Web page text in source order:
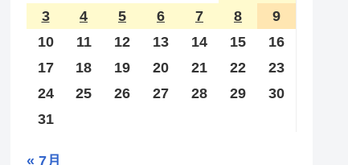
3
4 5 6 7 8
9
10
11 12 13 14 15
16
17
18 19 20 21 22
23
24
25 26 27 28 29
30
31
« 7月